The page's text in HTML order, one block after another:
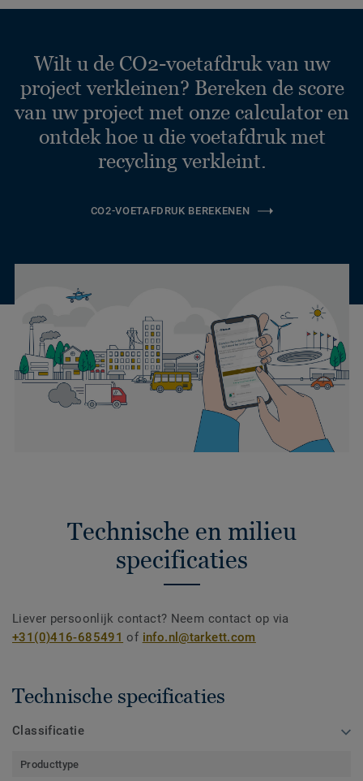
Wilt u de CO2-voetafdruk van uw
project verkleinen? Bereken de score
van uw project met onze calculator en
ontdek hoe u die voetafdruk met
recycling verkleint.
CO2-VOETAFDRUK BEREKENEN
Technische en milieu
specificaties
Liever persoonlijk contact? Neem contact op via
+31(0)416-685491 of info.nl@tarkett.com
Technische specificaties
Classificatie
Producttype